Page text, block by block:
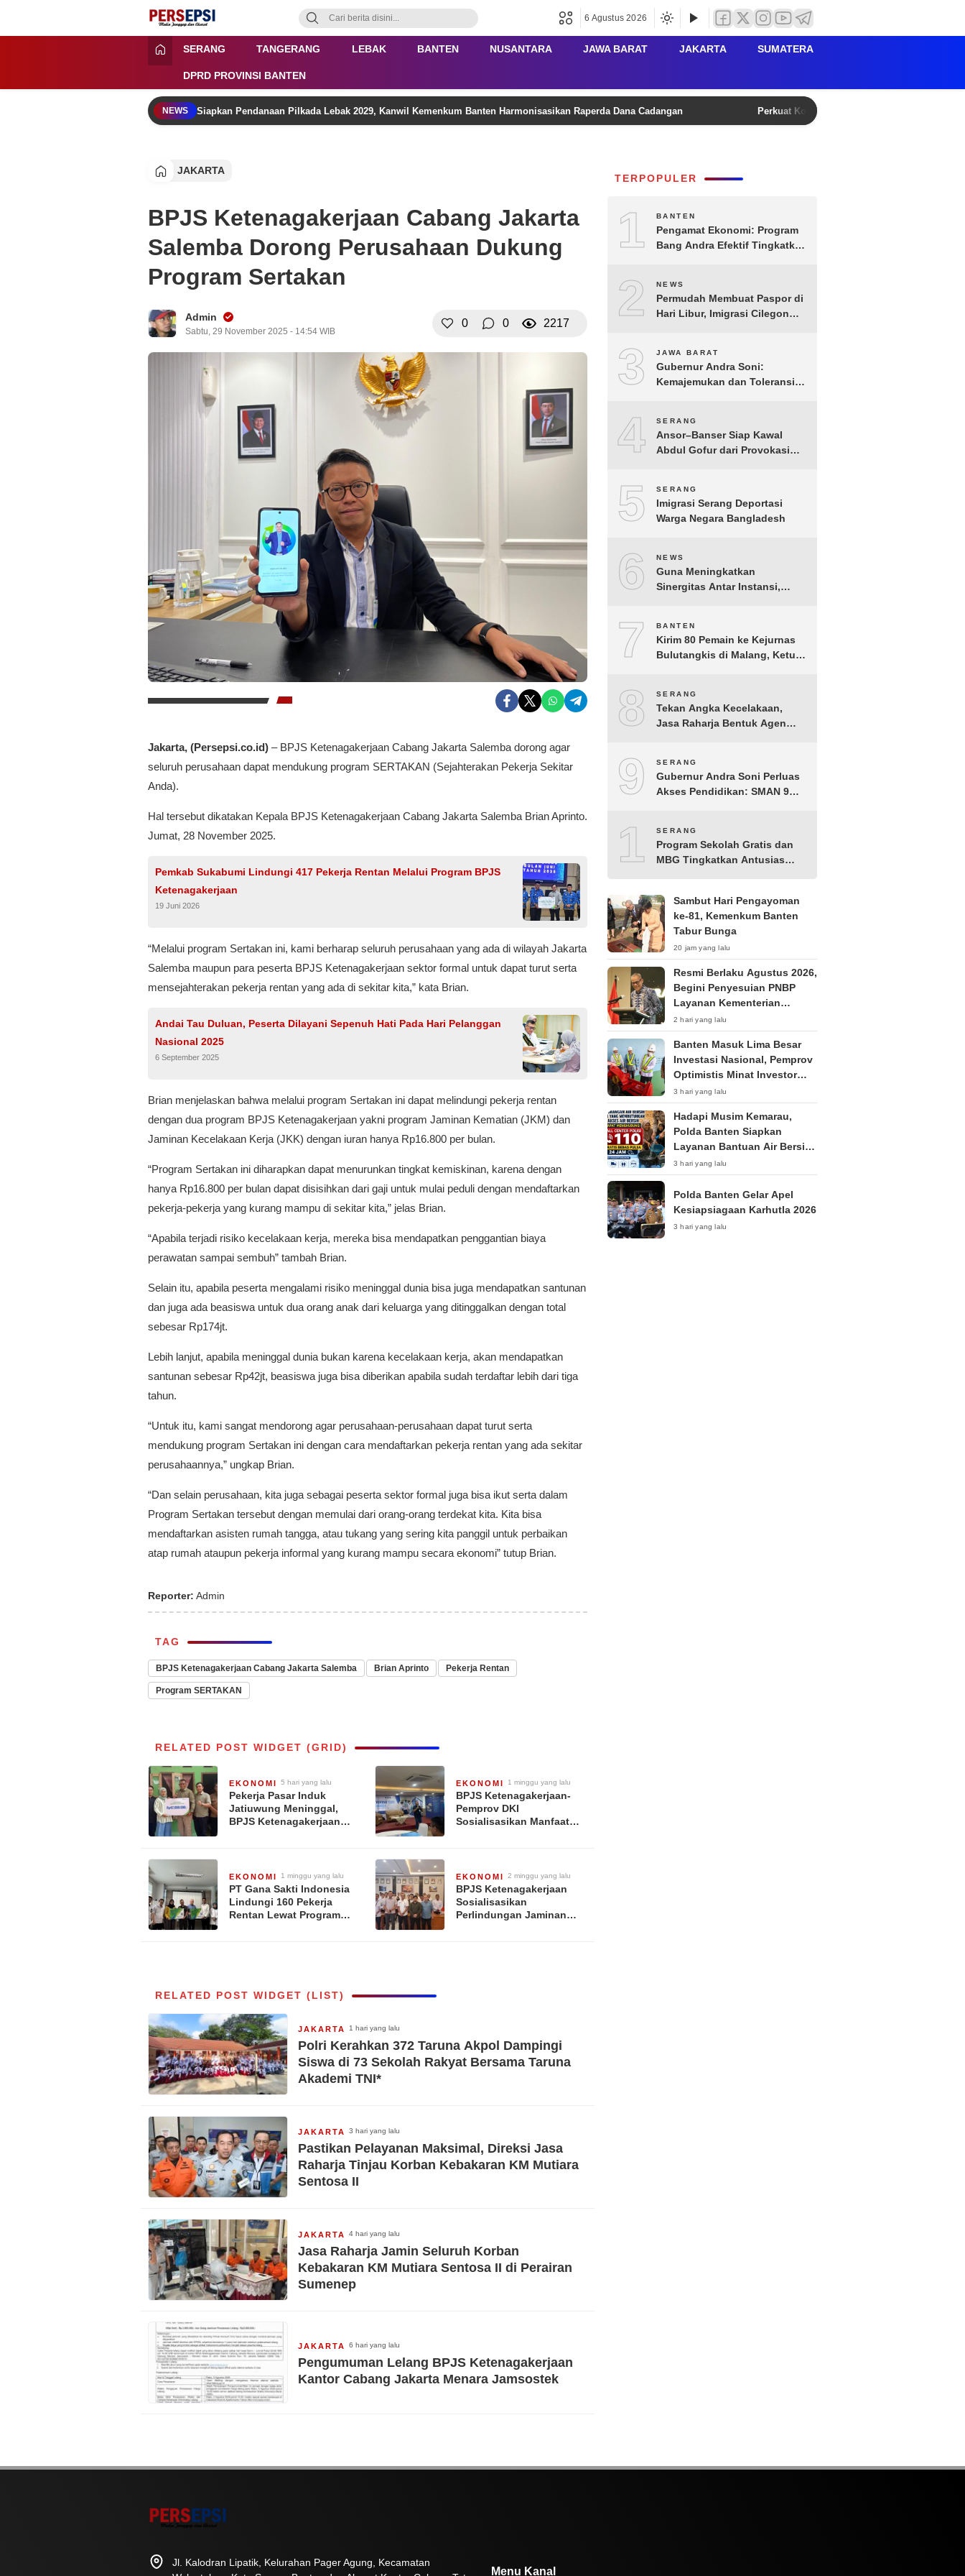
konten
Persepsi.co.id
Media Tanggap Dan Akurat
6 Agustus 2026
SERANG TANGERANG LEBAK BANTEN NUSANTARA JAWA BARAT JAKARTA SUMATERA
DPRD PROVINSI BANTEN
NEWS Siapkan Pendanaan Pilkada Lebak 2029, Kanwil Kemenkum Banten Harmonisasikan Raperda Dana Cadangan Perkuat Kolaborasi Lintas Sektor, Maxim
JAKARTA
BPJS Ketenagakerjaan Cabang Jakarta
Salemba Dorong Perusahaan Dukung
Program Sertakan
Admin
Sabtu, 29 November 2025 - 14:54 WIB
0 0 2217
Jakarta, (Persepsi.co.id) – BPJS Ketenagakerjaan Cabang Jakarta Salemba dorong agar
seluruh perusahaan dapat mendukung program SERTAKAN (Sejahterakan Pekerja Sekitar
Anda).
Hal tersebut dikatakan Kepala BPJS Ketenagakerjaan Cabang Jakarta Salemba Brian Aprinto.
Jumat, 28 November 2025.
Pemkab Sukabumi Lindungi 417 Pekerja Rentan Melalui Program BPJS
Ketenagakerjaan
19 Juni 2026
“Melalui program Sertakan ini, kami berharap seluruh perusahaan yang ada di wilayah Jakarta
Salemba maupun para peserta BPJS Ketenagakerjaan sektor formal untuk dapat turut serta
mensejahterakan pekerja rentan yang ada di sekitar kita,” kata Brian.
Andai Tau Duluan, Peserta Dilayani Sepenuh Hati Pada Hari Pelanggan
Nasional 2025
6 September 2025
Brian menjelaskan bahwa melalui program Sertakan ini dapat melindungi pekerja rentan
dengan dua program BPJS Ketenagakerjaan yakni program Jaminan Kematian (JKM) dan
Jaminan Kecelakaan Kerja (JKK) dengan iuran hanya Rp16.800 per bulan.
“Program Sertakan ini diharapkan dapat menurunkan tingkat kemiskinan, karena dengan
hanya Rp16.800 per bulan dapat disisihkan dari gaji untuk mulai peduli dengan mendaftarkan
pekerja-pekerja yang kurang mampu di sekitar kita,” jelas Brian.
“Apabila terjadi risiko kecelakaan kerja, mereka bisa mendapatkan penggantian biaya
perawatan sampai sembuh” tambah Brian.
Selain itu, apabila peserta mengalami risiko meninggal dunia bisa juga mendapatkan santunan
dan juga ada beasiswa untuk dua orang anak dari keluarga yang ditinggalkan dengan total
sebesar Rp174jt.
Lebih lanjut, apabila meninggal dunia bukan karena kecelakaan kerja, akan mendapatkan
santunan sebesar Rp42jt, beasiswa juga bisa diberikan apabila sudah terdaftar lebih dari tiga
tahun.
“Untuk itu, kami sangat mendorong agar perusahaan-perusahaan dapat turut serta
mendukung program Sertakan ini dengan cara mendaftarkan pekerja rentan yang ada sekitar
perusahaannya,” ungkap Brian.
“Dan selain perusahaan, kita juga sebagai peserta sektor formal juga bisa ikut serta dalam
Program Sertakan tersebut dengan memulai dari orang-orang terdekat kita. Kita bisa
mendaftarkan asisten rumah tangga, atau tukang yang sering kita panggil untuk perbaikan
atap rumah ataupun pekerja informal yang kurang mampu secara ekonomi” tutup Brian.
Reporter: Admin
TAG
BPJS Ketenagakerjaan Cabang Jakarta Salemba Brian Aprinto Pekerja Rentan
Program SERTAKAN
RELATED POST WIDGET (GRID)
EKONOMI 5 hari yang lalu
Pekerja Pasar Induk
Jatiuwung Meninggal,
BPJS Ketenagakerjaan
EKONOMI 1 minggu yang lalu
BPJS Ketenagakerjaan-
Pemprov DKI
Sosialisasikan Manfaat
EKONOMI 1 minggu yang lalu
PT Gana Sakti Indonesia
Lindungi 160 Pekerja
Rentan Lewat Program
EKONOMI 2 minggu yang lalu
BPJS Ketenagakerjaan
Sosialisasikan
Perlindungan Jaminan
RELATED POST WIDGET (LIST)
JAKARTA 1 hari yang lalu
Polri Kerahkan 372 Taruna Akpol Dampingi
Siswa di 73 Sekolah Rakyat Bersama Taruna
Akademi TNI*
JAKARTA 3 hari yang lalu
Pastikan Pelayanan Maksimal, Direksi Jasa
Raharja Tinjau Korban Kebakaran KM Mutiara
Sentosa II
JAKARTA 4 hari yang lalu
Jasa Raharja Jamin Seluruh Korban
Kebakaran KM Mutiara Sentosa II di Perairan
Sumenep
JAKARTA 6 hari yang lalu
Pengumuman Lelang BPJS Ketenagakerjaan
Kantor Cabang Jakarta Menara Jamsostek
TERPOPULER
1 BANTEN
Pengamat Ekonomi: Program
Bang Andra Efektif Tingkatkan
2 NEWS
Permudah Membuat Paspor di
Hari Libur, Imigrasi Cilegon
3 JAWA BARAT
Gubernur Andra Soni:
Kemajemukan dan Toleransi
4 SERANG
Ansor–Banser Siap Kawal
Abdul Gofur dari Provokasi
5 SERANG
Imigrasi Serang Deportasi
Warga Negara Bangladesh
6 NEWS
Guna Meningkatkan
Sinergitas Antar Instansi,
Cukai Khusus Kepri
7 BANTEN
Kirim 80 Pemain ke Kejurnas
Bulutangkis di Malang, Ketua
Hasil Terbaik
8 SERANG
Tekan Angka Kecelakaan,
Jasa Raharja Bentuk Agen
Taktakan
9 SERANG
Gubernur Andra Soni Perluas
Akses Pendidikan: SMAN 9
10SERANG
Program Sekolah Gratis dan
MBG Tingkatkan Antusias
Sambut Hari Pengayoman
ke-81, Kemenkum Banten
Tabur Bunga
20 jam yang lalu
Resmi Berlaku Agustus 2026,
Begini Penyesuian PNBP
Layanan Kementerian
Hukum
2 hari yang lalu
Banten Masuk Lima Besar
Investasi Nasional, Pemprov
Optimistis Minat Investor
Terus Tumbuh
3 hari yang lalu
Hadapi Musim Kemarau,
Polda Banten Siapkan
Layanan Bantuan Air Bersih
Melalui 110
3 hari yang lalu
Polda Banten Gelar Apel
Kesiapsiagaan Karhutla 2026
3 hari yang lalu
Jl. Kalodran Lipatik, Kelurahan Pager Agung, Kecamatan
Menu Kanal